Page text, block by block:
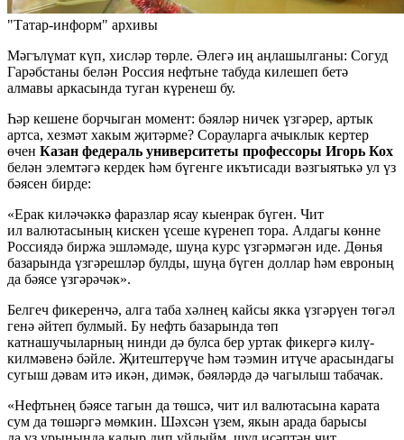
"Татар-информ" архивы
Мәгълүмат күп, хисләр төрле. Әлегә иң аңлашылганы: Согуд
Гарәбстаны белән Россия нефтьне табуда килешеп бетә
алмавы аркасында туган күренеш бу.
Һәр кешене борчыган момент: бәяләр ничек үзгәрер, артык
артса, хезмәт хакым җитәрме? Сорауларга ачыклык кертер
өчен Казан федераль университеты профессоры Игорь Кох
белән элемтәгә кердек һәм бүгенге икътисади вәзгыятькә ул үз
бәясен бирде:
«Ерак киләчәккә фаразлар ясау кыенрак бүген. Чит
ил валютасының кискен үсеше күренеп тора. Алдагы көнне
Россиядә биржа эшләмәде, шуңа курс үзгәрмәгән иде. Дөнья
базарында үзгәрешләр булды, шуңа бүген доллар һәм евроның
да бәясе үзгәрәчәк».
Белгеч фикеренчә, алга таба хәлнең кайсы якка үзгәрүен төгәл
генә әйтеп булмый. Бу нефть базарында төп
катнашучыларның нинди дә булса бер уртак фикергә килү-
килмәвенә бәйле. Җитештерүче һәм тәэмин итүче арасындагы
сугыш дәвам итә икән, димәк, бәяләрдә дә чагылыш табачак.
«Нефтьнең бәясе тагын да төшсә, чит ил валютасына карата
сум да төшәргә мөмкин. Шәхсән үзем, якын арада барысы